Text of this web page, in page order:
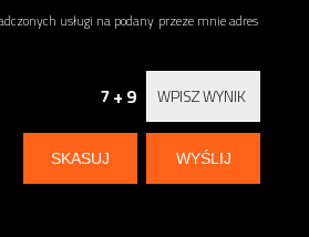
usługi na podany przeze mnie adres
7 + 9